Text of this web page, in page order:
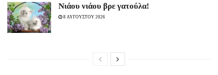
Νιάου νιάου βρε γατούλα!
8 ΑΥΓΟΥΣΤΟΥ 2026